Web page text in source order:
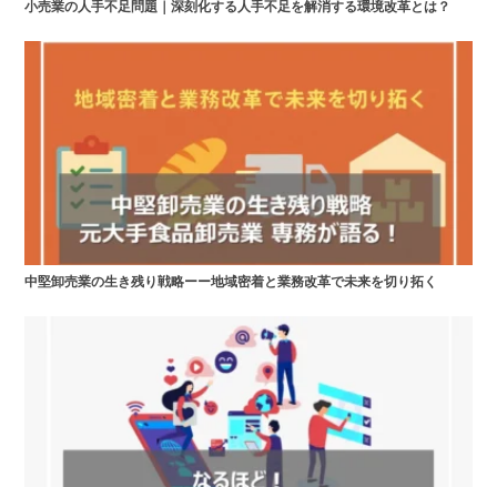
小売業の人手不足問題｜深刻化する人手不足を解消する環境改革とは？
中堅卸売業の生き残り戦略ーー地域密着と業務改革で未来を切り拓く